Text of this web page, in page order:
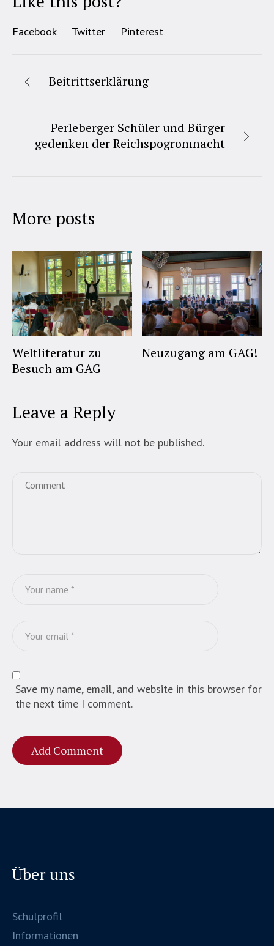
Facebook Twitter Pinterest
Beitrittserklärung
Perleberger Schüler und Bürger
gedenken der Reichspogromnacht
More posts
Weltliteratur zu
Besuch am GAG
Neuzugang am GAG!
Leave a Reply
Your email address will not be published.
Save my name, email, and website in this browser for
the next time I comment.
Über uns
Schulprofil
Informationen